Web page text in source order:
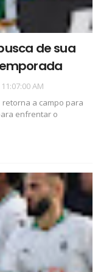
de sua
AM
a campo para
enfrentar o